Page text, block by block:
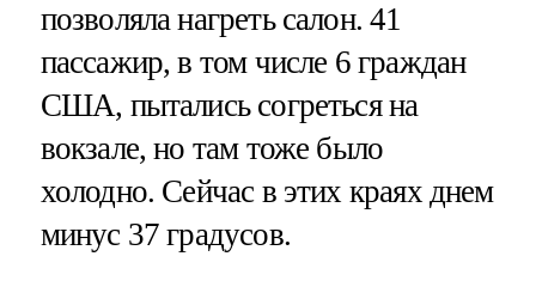
позволяла нагреть салон. 41
пассажир, в том числе 6 граждан
США, пытались согреться на
вокзале, но там тоже было
холодно. Сейчас в этих краях днем
минус 37 градусов.